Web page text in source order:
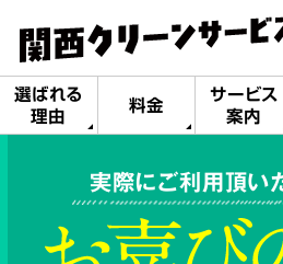
選ばれる
理由
料金
サービス
案内
実際にご利用頂い